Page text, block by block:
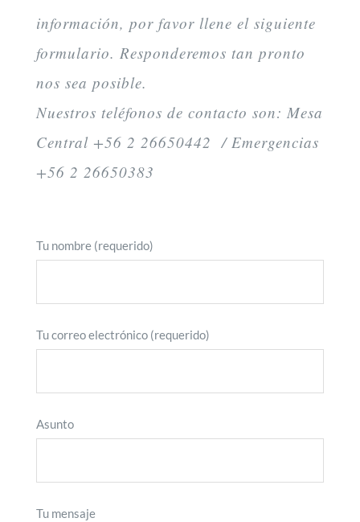
información, por favor llene el siguiente
formulario. Responderemos tan pronto
nos sea posible.
Nuestros teléfonos de contacto son: Mesa
Central +56 2 26650442 / Emergencias
+56 2 26650383
Tu nombre (requerido)
Tu correo electrónico (requerido)
Asunto
Tu mensaje